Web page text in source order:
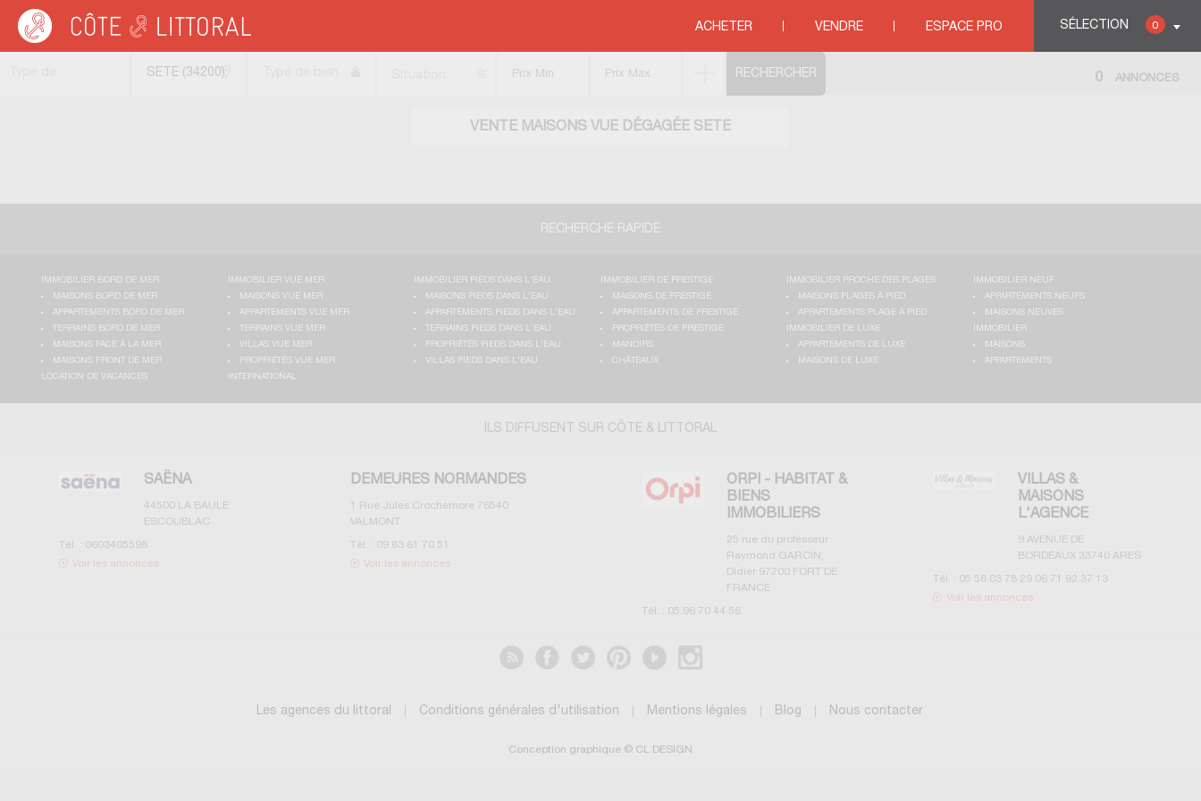
SÉLECTION 0
ACHETER VENDRE ESPACE PRO
Côte & Littoral > immobilier vue mer>Maisons vue mer
VENTE MAISONS VUE DÉGAGÉE SETE
SETE (34200) 0 ANNONCES
RECHERCHE RAPIDE
IMMOBILIER BORD DE MER
MAISONS BORD DE MER
APPARTEMENTS BORD DE MER
TERRAINS BORD DE MER
MAISONS FACE À LA MER
MAISONS FRONT DE MER
IMMOBILIER VUE MER
MAISONS VUE MER
APPARTEMENTS VUE MER
TERRAINS VUE MER
VILLAS VUE MER
PROPRIÉTÉS VUE MER
IMMOBILIER PIEDS DANS L'EAU
MAISONS PIEDS DANS L'EAU
APPARTEMENTS PIEDS DANS L'EAU
TERRAINS PIEDS DANS L'EAU
PROPRIÉTÉS PIEDS DANS L'EAU
VILLAS PIEDS DANS L'EAU
IMMOBILIER DE PRESTIGE
MAISONS DE PRESTIGE
APPARTEMENTS DE PRESTIGE
PROPRIÉTÉS DE PRESTIGE
MANOIRS
CHÂTEAUX
IMMOBILIER PROCHE DES PLAGES
MAISONS PLAGES À PIED
APPARTEMENTS PLAGE À PIED
IMMOBILIER NEUF
APPARTEMENTS NEUFS
MAISONS NEUVES
IMMOBILIER DE LUXE
APPARTEMENTS DE LUXE
MAISONS DE LUXE
IMMOBILIER
MAISONS
APPARTEMENTS
LOCATION DE VACANCES
INTERNATIONAL
ILS DIFFUSENT SUR CÔTE & LITTORAL
SAËNA
44500 LA BAULE
ESCOUBLAC
Tél. : 0603405598
Voir les annonces
DEMEURES NORMANDES
1 Rue Jules Crochemore 76540
VALMONT
Tél. : 09 83 61 70 51
Voir les annonces
ORPI - HABITAT &
BIENS
IMMOBILIERS
25 rue du professeur
Raymond GARCIN,
Didier 97200 FORT DE
FRANCE
Tél. : 05 96 70 44 56
VILLAS &
MAISONS
L'AGENCE
9 AVENUE DE
BORDEAUX 33740 ARES
Tél. : 05 56 03 78 29 06 71 92 37 13
Voir les annonces
Les agences du littoral Conditions générales d'utilisation Mentions légales Blog Nous contacter
Conception graphique © CL DESIGN